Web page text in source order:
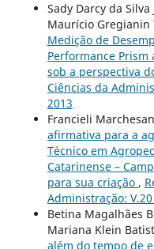
Sady Darcy da
Maurício Gregianin
Medição de
Performance Prism
sob a perspectiva
Ciências da
2013
Francieli
afirmativa para a
Técnico em
Catarinense –
para sua criação ,
Administração:
Betina Magalhães
Mariana Klein
além do tempo de